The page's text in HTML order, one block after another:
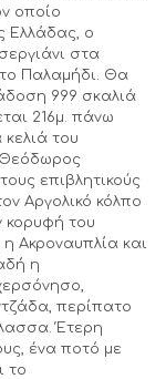
οποίο
Ελλάδας, ο
στα
Παλαμήδι. Θα
999 σκαλιά
216μ. πάνω
του
Θεόδωρος
επιβλητικούς
Αργολικό κόλπο
κορυφή του
Ακροναυπλία και
η
περίπατο
Έτερη
ένα ποτό με
το